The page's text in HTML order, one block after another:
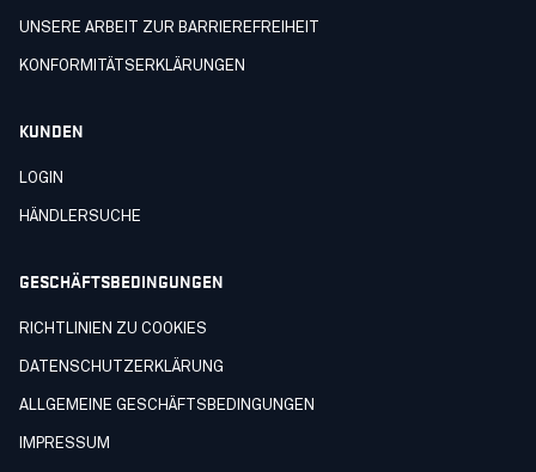
UNSERE ARBEIT ZUR BARRIEREFREIHEIT
KONFORMITÄTSERKLÄRUNGEN
KUNDEN
LOGIN
HÄNDLERSUCHE
GESCHÄFTSBEDINGUNGEN
RICHTLINIEN ZU COOKIES
DATENSCHUTZERKLÄRUNG
ALLGEMEINE GESCHÄFTSBEDINGUNGEN
IMPRESSUM